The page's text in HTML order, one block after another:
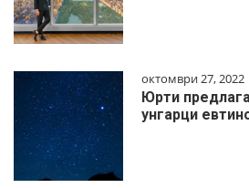
октомври 27, 2022
Юрти
унгарци